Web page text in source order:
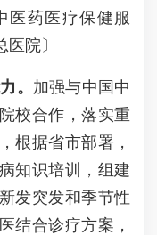
医药医疗保健服
院〕
。 加强与中国中
校合作，落实重
根据省市部署，
知识培训，组建
发突发和季节性
结合诊疗方案，